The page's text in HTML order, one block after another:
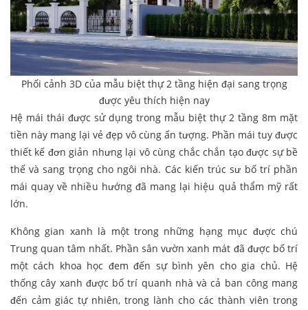
Phối cảnh 3D của mẫu biệt thự 2 tầng hiện đại sang trọng
được yêu thích hiện nay
Hệ mái thái được sử dụng trong mẫu biệt thự 2 tầng 8m mặt
tiền này mang lại vẻ đẹp vô cùng ấn tượng. Phần mái tuy được
thiết kế đơn giản nhưng lại vô cùng chắc chắn tạo được sự bề
thế và sang trọng cho ngôi nhà. Các kiến trúc sư bố trí phần
mái quay về nhiều hướng đã mang lại hiệu quả thẩm mỹ rất
lớn.
Không gian xanh là một trong những hạng mục được chú
Trung quan tâm nhất. Phần sân vườn xanh mát đã được bố trí
một cách khoa học đem đến sự bình yên cho gia chủ. Hệ
thống cây xanh được bố trí quanh nhà và cả ban công mang
đến cảm giác tự nhiên, trong lành cho các thành viên trong